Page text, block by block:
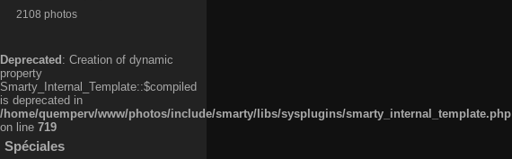
2108 photos
Deprecated : Creation of dynamic
property
Smarty_Internal_Template::$compiled
is deprecated in
/home/quemperv/www/photos/include/smarty/libs/sysplugins/smarty_internal_template.php
on line 719
Spéciales